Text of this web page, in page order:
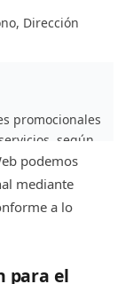
Dirección
promocionales
según
por el
en el
mismo.
te
podemos
mediante
a lo
para el